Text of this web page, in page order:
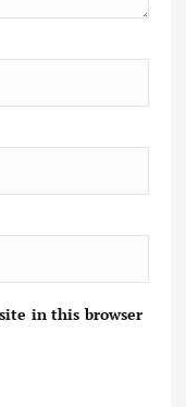
in this browser